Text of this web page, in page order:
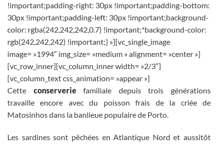
!important;padding-right: 30px !important;padding-bottom:
30px !important;padding-left: 30px !important;background-
color: rgba(242,242,242,0.7) !important;*background-color:
rgb(242,242,242) !important;} »][vc_single_image
image= »1994″ img_size= »medium » alignment= »center »]
[vc_row_inner][vc_column_inner width= »2/3″]
[vc_column_text css_animation= »appear »]
Cette conserveriefamiliale depuis trois générations
travaille encore avec du poisson frais de la criée de
Matosinhos dans la banlieue populaire de Porto.
Les sardines sont pêchées en Atlantique Nord et aussitôt